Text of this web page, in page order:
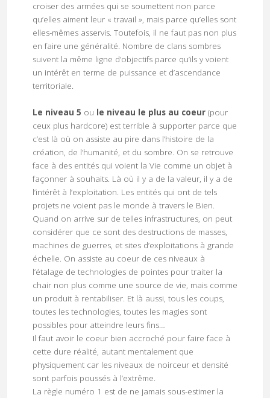
croiser des armées qui se soumettent non parce
qu’elles aiment leur « travail », mais parce qu’elles sont
elles-mêmes asservis. Toutefois, il ne faut pas non plus
en faire une généralité. Nombre de clans sombres
suivent la même ligne d’objectifs parce qu’ils y voient
un intérêt en terme de puissance et d’ascendance
territoriale.
Le niveau 5 ou le niveau le plus au coeur(pour
ceux plus hardcore) est terrible à supporter parce que
c’est là où on assiste au pire dans l’histoire de la
création, de l’humanité, et du sombre. On se retrouve
face à des entités qui voient la Vie comme un objet à
façonner à souhaits. Là où il y a de la valeur, il y a de
l’intérêt à l’exploitation. Les entités qui ont de tels
projets ne voient pas le monde à travers le Bien.
Quand on arrive sur de telles infrastructures, on peut
considérer que ce sont des destructions de masses,
machines de guerres, et sites d’exploitations à grande
échelle. On assiste au coeur de ces niveaux à
l’étalage de technologies de pointes pour traiter la
chair non plus comme une source de vie, mais comme
un produit à rentabiliser. Et là aussi, tous les coups,
toutes les technologies, toutes les magies sont
possibles pour atteindre leurs fins…
Il faut avoir le coeur bien accroché pour faire face à
cette dure réalité, autant mentalement que
physiquement car les niveaux de noirceur et densité
sont parfois poussés à l’extrême.
La règle numéro 1 est de ne jamais sous-estimer la